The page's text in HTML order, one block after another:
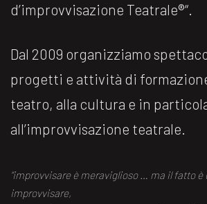
d’improvvisazione Teatrale®️“.
Dal 2009 organizziamo
progetti e attività di
teatro, alla cultura e in
all’improvvisazione teatrale.
“improvvisare è meraviglioso … ma il fatto è
improvvisare,